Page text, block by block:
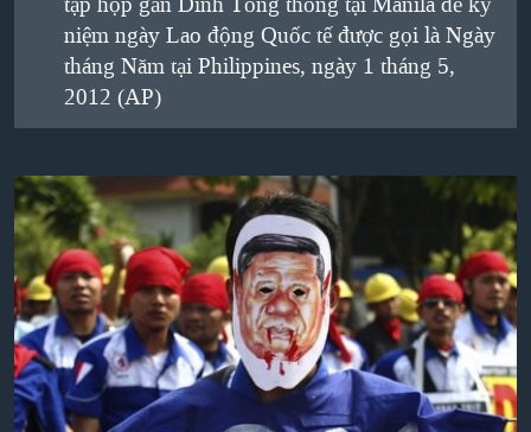
QUAN HỆ VIỆT MỸ
niệm ngày Lao động Quốc tế được gọi là Ngày
tháng Năm tại Philippines, ngày 1 tháng 5,
2012 (AP)